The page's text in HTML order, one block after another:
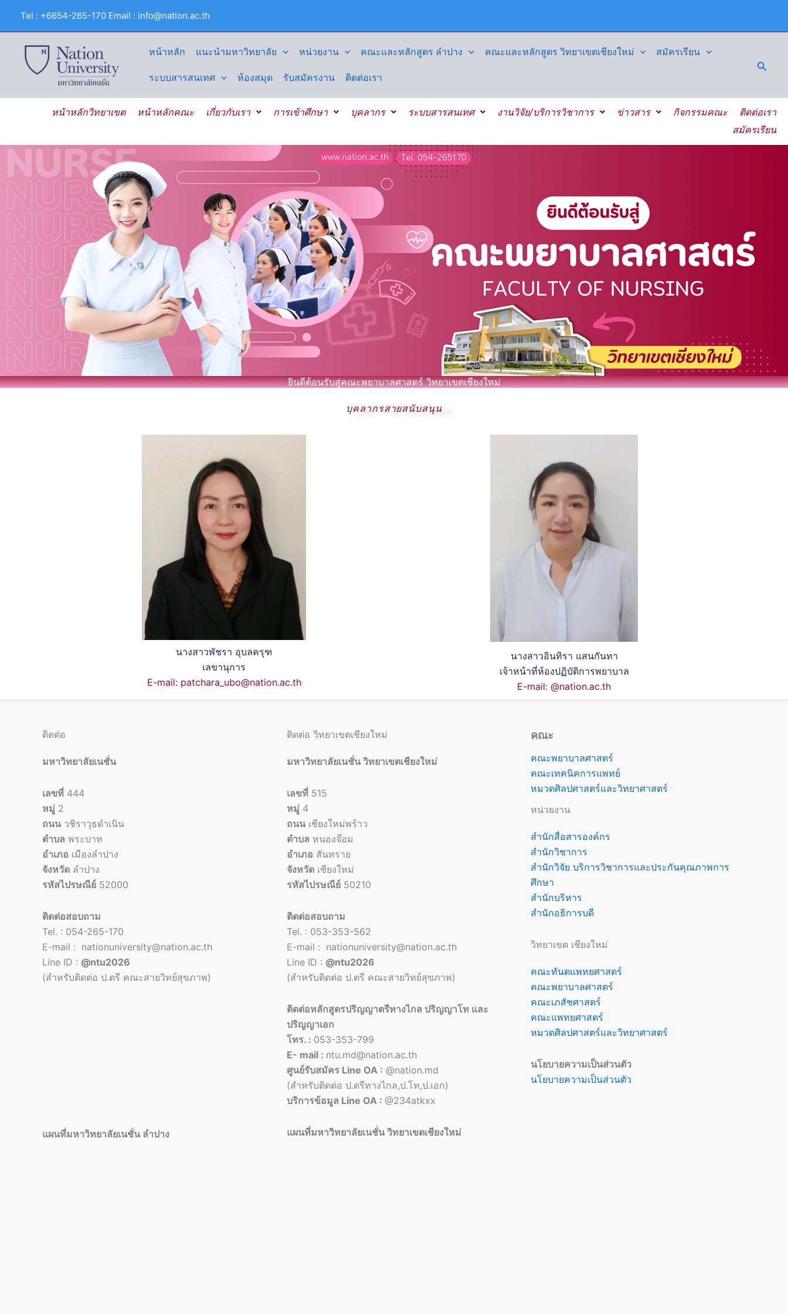
Tel : +6654-265-170 Email : info@nation.ac.th
หน้าหลัก แนะนำมหาวิทยาลัย หน่วยงาน คณะและหลักสูตร ลำปาง คณะและหลักสูตร วิทยาเขตเชียงใหม่ สมัครเรียน
ระบบสารสนเทศ ห้องสมุด รับสมัครงาน ติดต่อเรา
หน้าหลักวิทยาเขต หน้าหลักคณะ เกี่ยวกับเรา การเข้าศึกษา บุคลากร ระบบสารสนเทศ งานวิจัย/บริการวิชาการ ข่าวสาร กิจกรรมคณะ
ติดต่อเรา
สมัครเรียน
ยินดีต้อนรับสู่คณะพยาบาลศาสตร์ วิทยาเขตเชียงใหม่
บุคลากรสายสนับสนุน
นางสาวพัชรา อุบลครุฑ
เลขานุการ
E-mail: patchara_ubo@nation.ac.th
นางสาวอินทิรา แสนกันทา
เจ้าหน้าที่ห้องปฏิบัติการพยาบาล
E-mail: @nation.ac.th
ติดต่อ
มหาวิทยาลัยเนชั่น
เลขที่ 444
หมู่ 2
ถนน วชิราวุธดำเนิน
ตำบล พระบาท
อำเภอ เมืองลำปาง
จังหวัด ลำปาง
รหัสไปรษณีย์ 52000
ติดต่อสอบถาม
Tel. : 054-265-170
E-mail : nationuniversity@nation.ac.th
Line ID : @ntu2026
(สำหรับติดต่อ ป.ตรี คณะสายวิทย์สุขภาพ)
แผนที่มหาวิทยาลัยเนชั่น ลำปาง
ติดต่อ วิทยาเขตเชียงใหม่
มหาวิทยาลัยเนชั่น วิทยาเขตเชียงใหม่
เลขที่ 515
หมู่4
ถนนเชียงใหม่พร้าว
ตำบล หนองจ๊อม
อำเภอ สันทราย
จังหวัดเชียงใหม่
รหัสไปรษณีย์50210
ติดต่อสอบถาม
Tel. : 053-353-562
E-mail : nationuniversity@nation.ac.th
Line ID : @ntu2026
(สำหรับติดต่อ ป.ตรี คณะสายวิทย์สุขภาพ)
ติดต่อหลักสูตรปริญญาตรีทางไกล ปริญญาโท และ
ปริญญาเอก
โทร. : 053-353-799
E- mail : ntu.md@nation.ac.th
ศูนย์รับสมัคร Line OA : @nation.md
(สำหรับติดต่อ ป.ตรีทางไกล,ป.โท,ป.เอก)
บริการข้อมูล Line OA : @234atkxx
แผนที่มหาวิทยาลัยเนชั่น วิทยาเขตเชียงใหม่
คณะ
คณะพยาบาลศาสตร์
คณะเทคนิคการแพทย์
หมวดศิลปศาสตร์และวิทยาศาสตร์
หน่วยงาน
สำนักสื่อสารองค์กร
สำนักวิชาการ
สำนักวิจัย บริการวิชาการและประกันคุณภาพการ
ศึกษา
สำนักบริหาร
สำนักอธิการบดี
วิทยาเขต เชียงใหม่
คณะทันตแพทยศาสตร์
คณะพยาบาลศาสตร์
คณะเภสัชศาสตร์
คณะแพทยศาสตร์
หมวดศิลปศาสตร์และวิทยาศาสตร์
นโยบายความเป็นส่วนตัว
นโยบายความเป็นส่วนตัว